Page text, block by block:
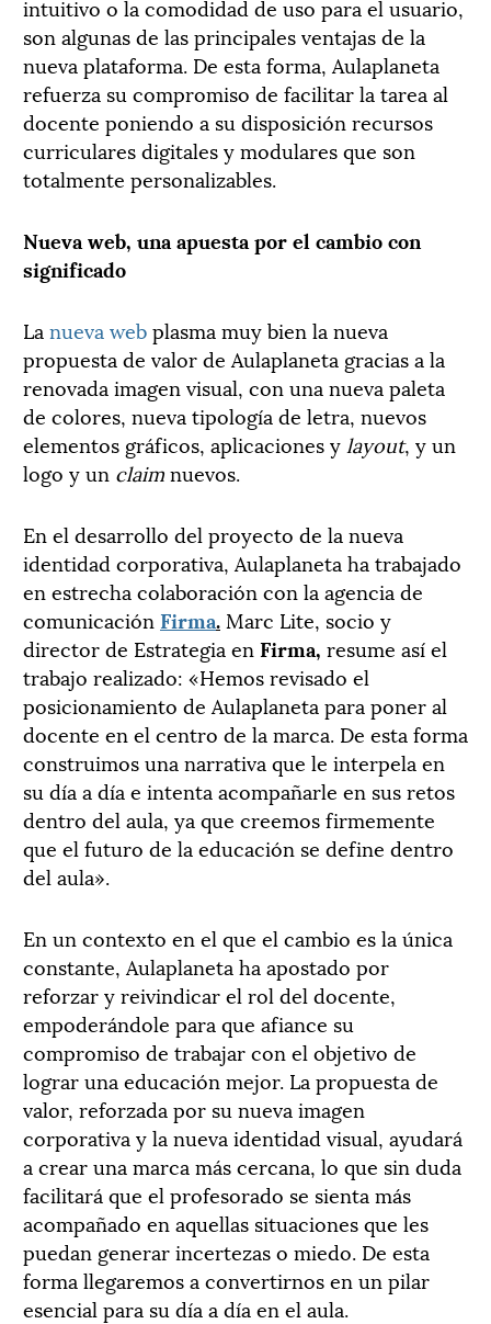
intuitivo o la comodidad de uso para el usuario,
son algunas de las principales ventajas de la
nueva plataforma. De esta forma, Aulaplaneta
refuerza su compromiso de facilitar la tarea al
docente poniendo a su disposición recursos
curriculares digitales y modulares que son
totalmente personalizables.
Nueva web, una apuesta por el cambio con
significado
La nueva webplasma muy bien la nueva
propuesta de valor de Aulaplaneta gracias a la
renovada imagen visual, con una nueva paleta
de colores, nueva tipología de letra, nuevos
elementos gráficos, aplicaciones y layout, y un
logo y un claimnuevos.
En el desarrollo del proyecto de la nueva
identidad corporativa, Aulaplaneta ha trabajado
en estrecha colaboración con la agencia de
comunicación Firma. Marc Lite, socio y
director de Estrategia en Firma, resume así el
trabajo realizado: «Hemos revisado el
posicionamiento de Aulaplaneta para poner al
docente en el centro de la marca. De esta forma
construimos una narrativa que le interpela en
su día a día e intenta acompañarle en sus retos
dentro del aula, ya que creemos firmemente
que el futuro de la educación se define dentro
del aula».
En un contexto en el que el cambio es la única
constante, Aulaplaneta ha apostado por
reforzar y reivindicar el rol del docente,
empoderándole para que afiance su
compromiso de trabajar con el objetivo de
lograr una educación mejor. La propuesta de
valor, reforzada por su nueva imagen
corporativa y la nueva identidad visual, ayudará
a crear una marca más cercana, lo que sin duda
facilitará que el profesorado se sienta más
acompañado en aquellas situaciones que les
puedan generar incertezas o miedo. De esta
forma llegaremos a convertirnos en un pilar
esencial para su día a día en el aula.